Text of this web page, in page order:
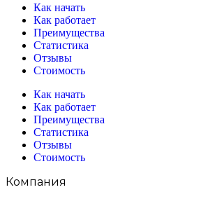
Как начать
Как работает
Преимущества
Статистика
Отзывы
Стоимость
Как начать
Как работает
Преимущества
Статистика
Отзывы
Стоимость
Компания